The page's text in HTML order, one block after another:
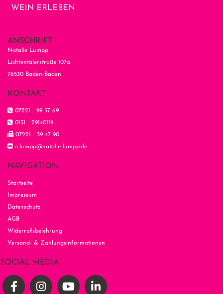
ANSCHRIFT
Natalie Lumpp
Lichtentalerstraße 107a
76530 Baden-Baden
KONTAKT
 07221 - 99 37 69
 0151 - 29140119
 07221 - 39 47 90
 n.lumpp@natalie-lumpp.de
NAVIGATION
Startseite
Impressum
Datenschutz
AGB
Widerrufsbelehrung
Versand- & Zahlungsinformationen
SOCIAL MEDIA